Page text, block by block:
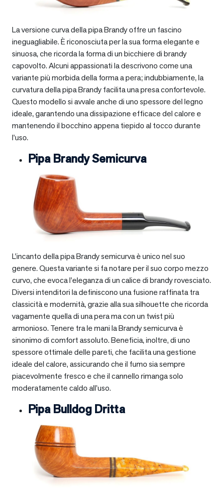
La versione curva della pipa Brandy offre un fascino
ineguagliabile. È riconosciuta per la sua forma elegante e
sinuosa, che ricorda la forma di un bicchiere di brandy
capovolto. Alcuni appassionati la descrivono come una
variante più morbida della forma a pera; indubbiamente, la
curvatura della pipa Brandy facilita una presa confortevole.
Questo modello si avvale anche di uno spessore del legno
ideale, garantendo una dissipazione efficace del calore e
mantenendo il bocchino appena tiepido al tocco durante
l’uso.
Pipa Brandy Semicurva
L’incanto della pipa Brandy semicurva è unico nel suo
genere. Questa variante si fa notare per il suo corpo mezzo
curvo, che evoca l’eleganza di un calice di brandy rovesciato.
Diversi intenditori la definiscono una fusione raffinata tra
classicità e modernità, grazie alla sua silhouette che ricorda
vagamente quella di una pera ma con un twist più
armonioso. Tenere tra le mani la Brandy semicurva è
sinonimo di comfort assoluto. Beneficia, inoltre, di uno
spessore ottimale delle pareti, che facilita una gestione
ideale del calore, assicurando che il fumo sia sempre
piacevolmente fresco e che il cannello rimanga solo
moderatamente caldo all’uso.
Pipa Bulldog Dritta